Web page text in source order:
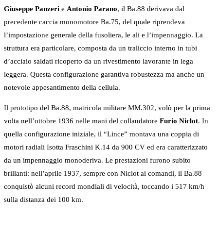
Giuseppe Panzeri e Antonio Parano, il Ba.88 derivava dal
precedente caccia monomotore Ba.75, del quale riprendeva
l’impostazione generale della fusoliera, le ali e l’impennaggio. La
struttura era particolare, composta da un traliccio interno in tubi
d’acciaio saldati ricoperto da un rivestimento lavorante in lega
leggera. Questa configurazione garantiva robustezza ma anche un
notevole appesantimento della cellula.
Il prototipo del Ba.88, matricola militare MM.302, volò per la prima
volta nell’ottobre 1936 nelle mani del collaudatore Furio Niclot. In
quella configurazione iniziale, il “Lince” montava una coppia di
motori radiali Isotta Fraschini K.14 da 900 CV ed era caratterizzato
da un impennaggio monoderiva. Le prestazioni furono subito
brillanti: nell’aprile 1937, sempre con Niclot ai comandi, il Ba.88
conquistò alcuni record mondiali di velocità, toccando i 517 km/h
sulla distanza dei 100 km.